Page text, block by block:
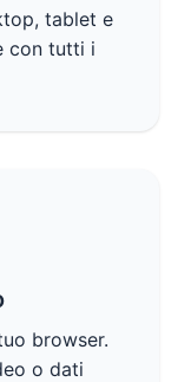
tablet e
con tutti i
browser.
o dati